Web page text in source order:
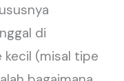
di
(misal tipe